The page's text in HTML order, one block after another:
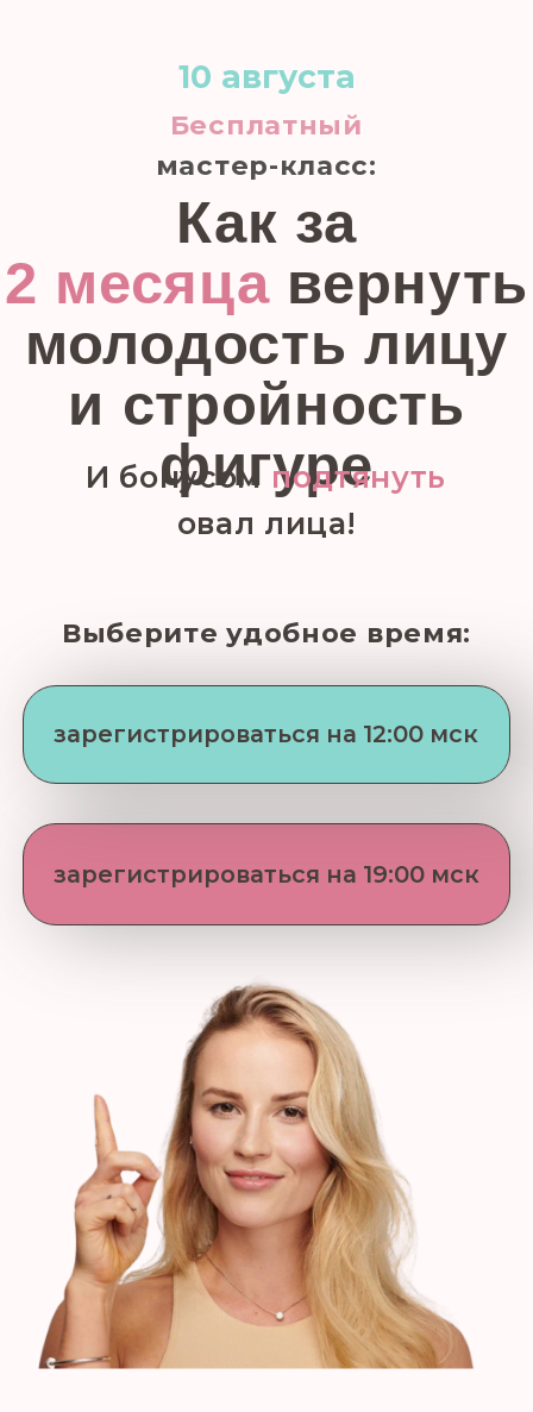
Бесплатный
мастер-класс:
Выберите удобное время:
Как за
2 месяцавернуть
молодость лицу
и стройность
фигуре
зарегистрироваться на 19:00 мск
зарегистрироваться на 12:00 мск
И бонусомподтянуть
овал лица!
Регистрируйтесь и
получайте
В ПОДАРОК :
❋Комплекс упражнений
для красивого овала лица
❋Диагностику носогубки
и упражнения против неё
На мастер-классе вы: